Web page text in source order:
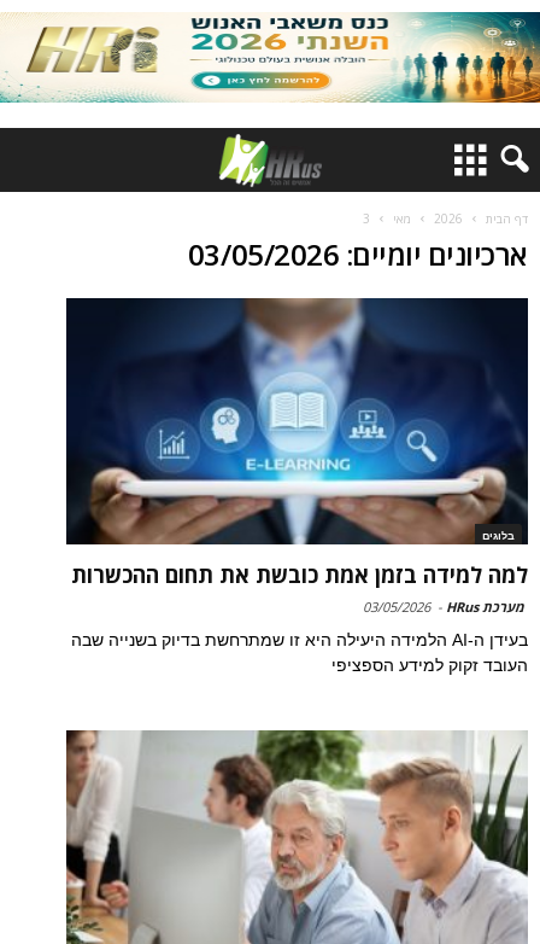
דף הבית 2026 מאי 3
ארכיונים יומיים: 03/05/2026
בלוגים
למה למידה בזמן אמת כובשת את תחום ההכשרות
מערכת HRus -
03/05/2026
בעידן ה-AI הלמידה היעילה היא זו שמתרחשת בדיוק בשנייה שבה
העובד זקוק למידע הספציפי